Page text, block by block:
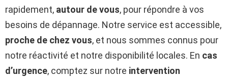
rapidement, autour de vous, pour répondre à vos
besoins de dépannage. Notre service est accessible,
proche de chez vous, et nous sommes connus pour
notre réactivité et notre disponibilité locales. En cas
d’urgence, comptez sur notre intervention